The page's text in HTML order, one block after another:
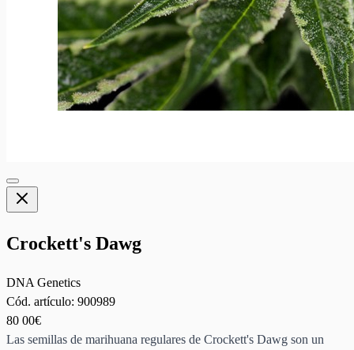
Crockett's Dawg
DNA Genetics
Cód. artículo: 900989
80 00€
Las semillas de marihuana regulares de Crockett's Dawg son un